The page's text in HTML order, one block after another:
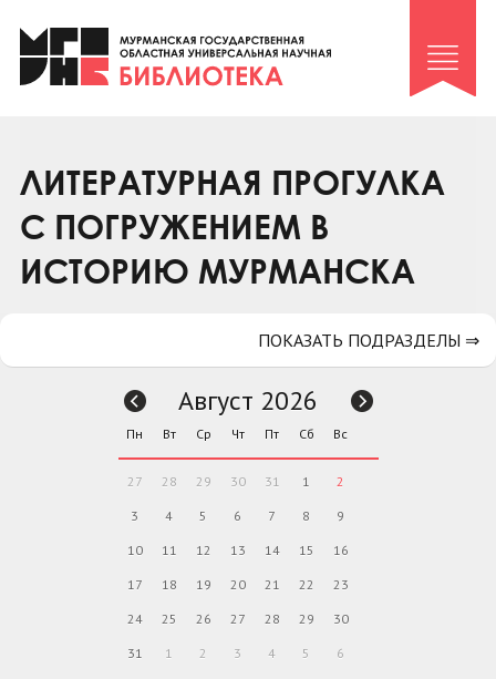
Клуб «Гиря и сельдерей»
Клуб «Семейный архив»
Коллегам
Контакты
ЛИТЕРАТУРНАЯ ПРОГУЛКА
С ПОГРУЖЕНИЕМ В
ИСТОРИЮ МУРМАНСКА
ПОКАЗАТЬ ПОДРАЗДЕЛЫ ⇒
Август 2026
Пн Вт Ср Чт Пт Сб Вс
27 28 29 30 31 1 2
3 4 5 6 7 8 9
10 11 12 13 14 15 16
17 18 19 20 21 22 23
24 25 26 27 28 29 30
31 1 2 3 4 5 6